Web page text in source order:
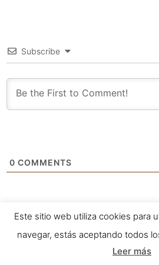
Subscribe
0 COMMENTS
Este sitio web utiliza cookies para
navegar, estás aceptando todos
Leer más